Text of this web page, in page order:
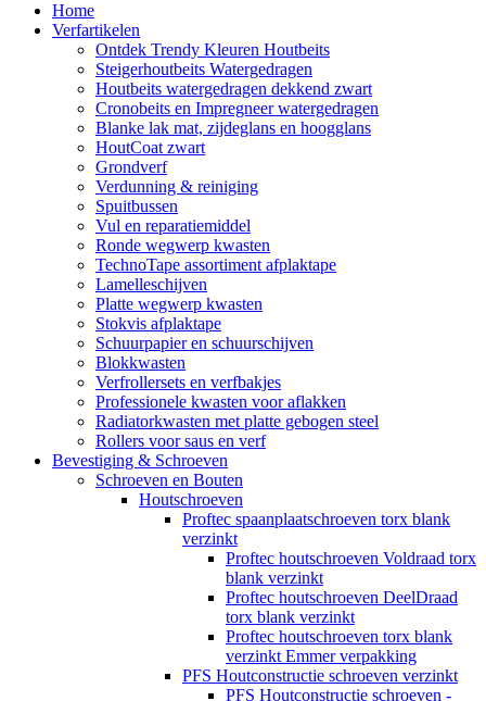
Home
Verfartikelen
Ontdek Trendy Kleuren Houtbeits
Steigerhoutbeits Watergedragen
Houtbeits watergedragen dekkend zwart
Cronobeits en Impregneer watergedragen
Blanke lak mat, zijdeglans en hoogglans
HoutCoat zwart
Grondverf
Verdunning & reiniging
Spuitbussen
Vul en reparatiemiddel
Ronde wegwerp kwasten
TechnoTape assortiment afplaktape
Lamelleschijven
Platte wegwerp kwasten
Stokvis afplaktape
Schuurpapier en schuurschijven
Blokkwasten
Verfrollersets en verfbakjes
Professionele kwasten voor aflakken
Radiatorkwasten met platte gebogen steel
Rollers voor saus en verf
Bevestiging & Schroeven
Schroeven en Bouten
Houtschroeven
Proftec spaanplaatschroeven torx blank
verzinkt
Proftec houtschroeven Voldraad torx
blank verzinkt
Proftec houtschroeven DeelDraad
torx blank verzinkt
Proftec houtschroeven torx blank
verzinkt Emmer verpakking
PFS Houtconstructie schroeven verzinkt
PFS Houtconstructie schroeven -